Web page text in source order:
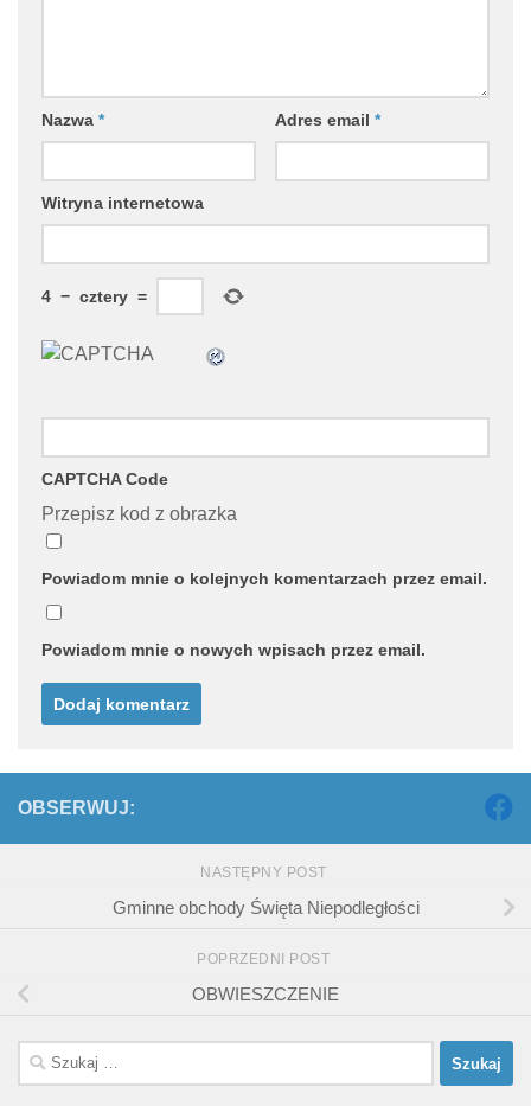
Nazwa * Adres email *
Witryna internetowa
4 − cztery =
CAPTCHA Code
Przepisz kod z obrazka
Powiadom mnie o kolejnych komentarzach przez email.
Powiadom mnie o nowych wpisach przez email.
OBSERWUJ:
NASTĘPNY POST
Gminne obchody Święta Niepodległości
POPRZEDNI POST
OBWIESZCZENIE
Szukaj: